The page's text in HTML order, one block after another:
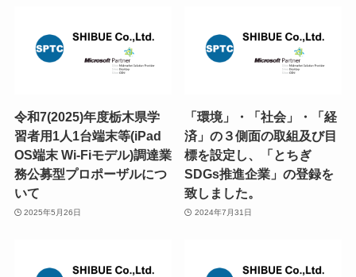
令和7(2025)年度栃木県学
習者用1人1台端末等(iPad
OS端末 Wi-Fiモデル)調達業
務公募型プロポーザルにつ
いて
2025年5月26日
「環境」・「社会」・「経
済」の３側面の取組及び目
標を設定し、「とちぎ
SDGs推進企業」の登録を
致しました。
2024年7月31日